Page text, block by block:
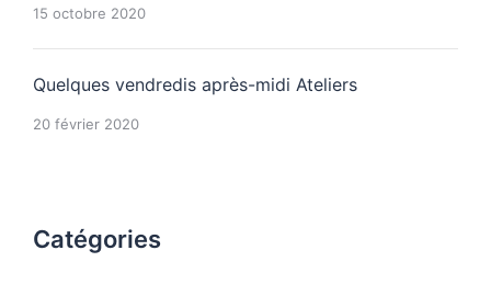
15 octobre 2020
Quelques vendredis après-midi Ateliers
20 février 2020
Catégories